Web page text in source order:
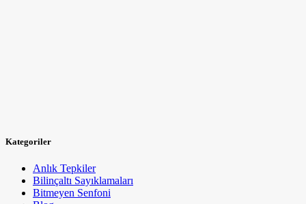
Kategoriler
Anlık Tepkiler
Bilinçaltı Sayıklamaları
Bitmeyen Senfoni